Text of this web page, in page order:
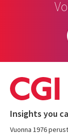
Insights you
Vuonna 1976